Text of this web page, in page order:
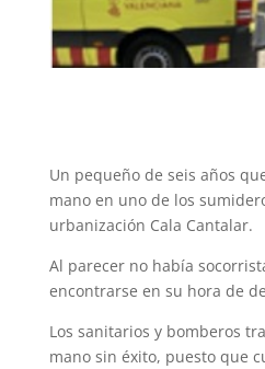
Un pequeño de seis años
mano en uno de los
urbanización Cala Cantalar.
Al parecer no había
encontrarse en su hora de
Los sanitarios y bomberos
mano sin éxito, puesto que